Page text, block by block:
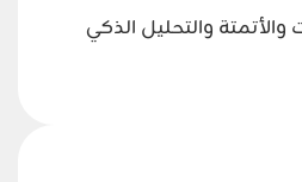
والتحليل الذكي